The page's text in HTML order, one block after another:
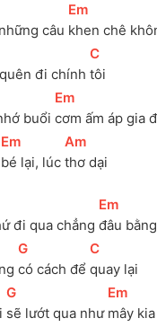
câu
[Em
khen chê
đi chính
[
C
tôi
buổi
[Em
cơm ấm áp gia
[Em
bé lại, lúc
[
Am
thơ dại
đi qua chẳng
[Em
đâu
[
G
có cách để
[
C
quay lại
[
G
sẽ lướt qua như
[Em
mây